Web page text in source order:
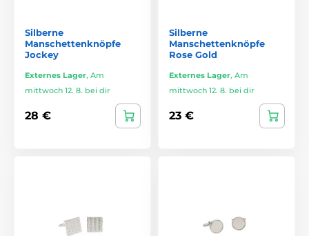
Silberne
Manschettenknöpfe
Jockey
Externes Lager, Am
mittwoch 12. 8. bei dir
28 €
Silberne
Manschettenknöpfe
Rose Gold
Externes Lager, Am
mittwoch 12. 8. bei dir
23 €